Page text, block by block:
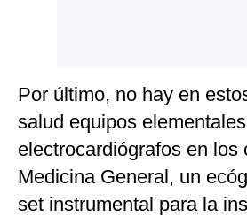
Por último, no hay en
salud equipos
electrocardiógrafos en los
Medicina General, un
set instrumental para la